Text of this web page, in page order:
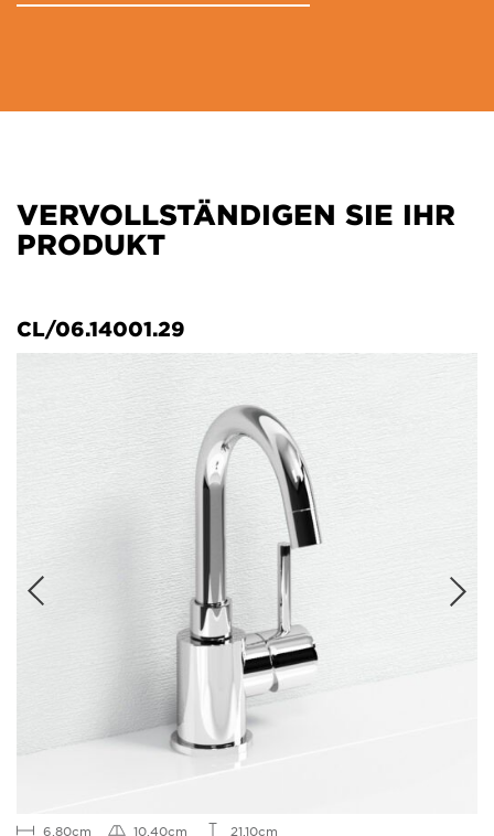
VERVOLLSTÄNDIGEN SIE IHR
PRODUKT
CL/06.14001.29
6.80cm 10.40cm 21.10cm